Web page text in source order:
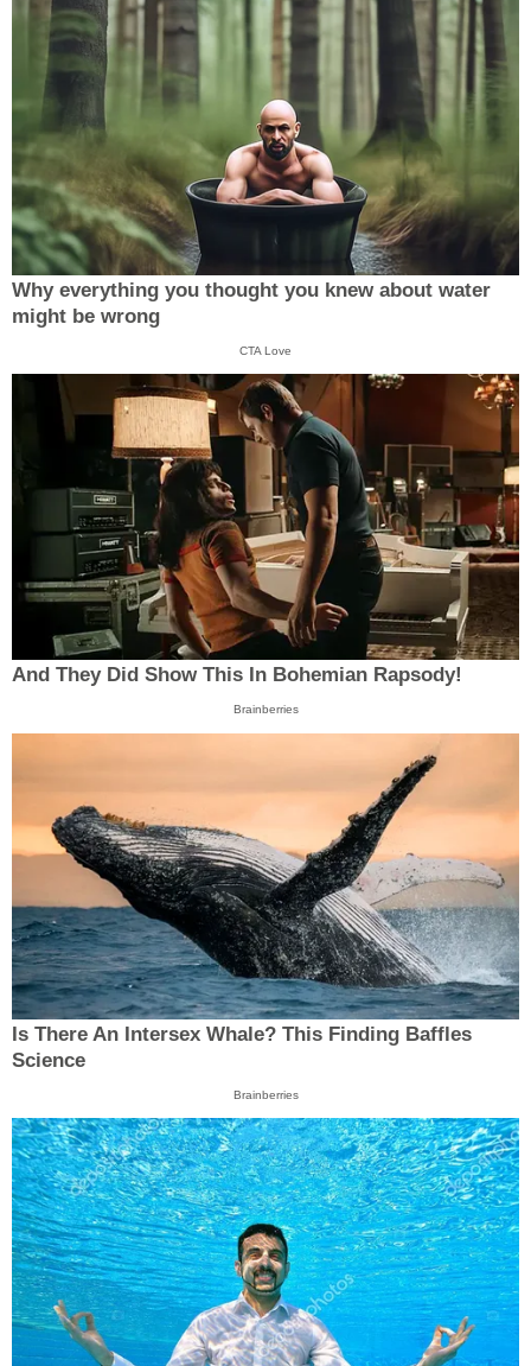
Why everything you thought you knew about water
might be wrong
CTA Love
And They Did Show This In Bohemian Rapsody!
Brainberries
Is There An Intersex Whale? This Finding Baffles
Science
Brainberries